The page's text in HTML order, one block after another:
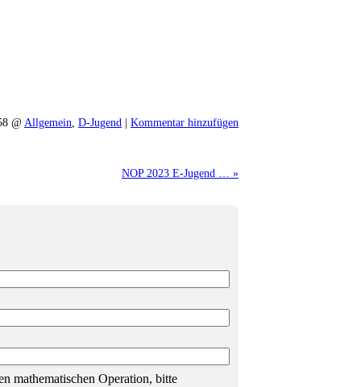
@ Allgemein D-Jugend | Kommentar hinzufügen
NOP 2023 E-Jugend … »
mathematischen Operation, bitte